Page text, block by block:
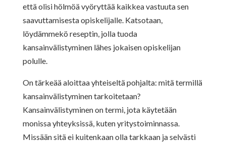
että olisi hölmöä vyöryttää kaikkea vastuuta sen
saavuttamisesta opiskelijalle. Katsotaan,
löydämmekö reseptin, jolla tuoda
kansainvälistyminen lähes jokaisen opiskelijan
polulle.
On tärkeää aloittaa yhteiseltä pohjalta: mitä termillä
kansainvälistyminen tarkoitetaan?
Kansainvälistyminen on termi, jota käytetään
monissa yhteyksissä, kuten yritystoiminnassa.
Missään sitä ei kuitenkaan olla tarkkaan ja selvästi